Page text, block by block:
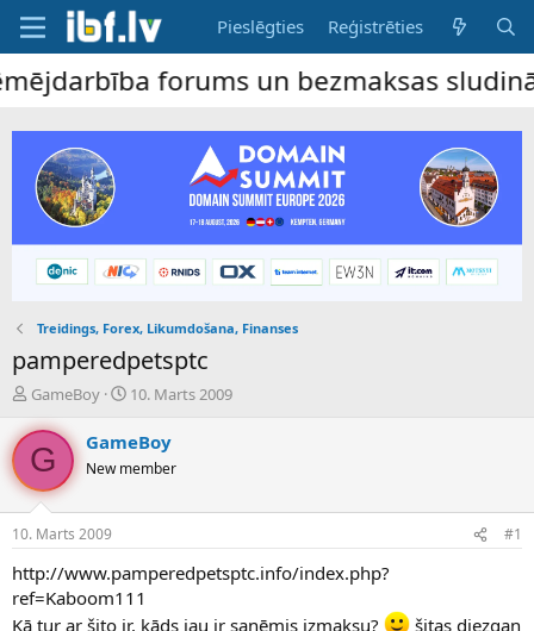
Pieslēgties Reģistrēties
forums un bezmaksas
Treidings, Forex, Likumdošana, Finanses
pamperedpetsptc
P
v
e
d
i
n
a
u
z
GameBoy
S
k
m
a
u
m
10. Marts 2009
G GameBoy
New member
10. Marts 2009 #1
http://www.pamperedpetsptc.info/index.php?
ref=Kaboom111
Kā tur ar šito ir, kāds jau ir saņēmis izmaksu?
šitas diezgan